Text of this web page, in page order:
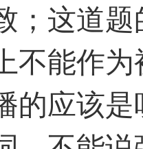
；这道题
上不能作
的应该